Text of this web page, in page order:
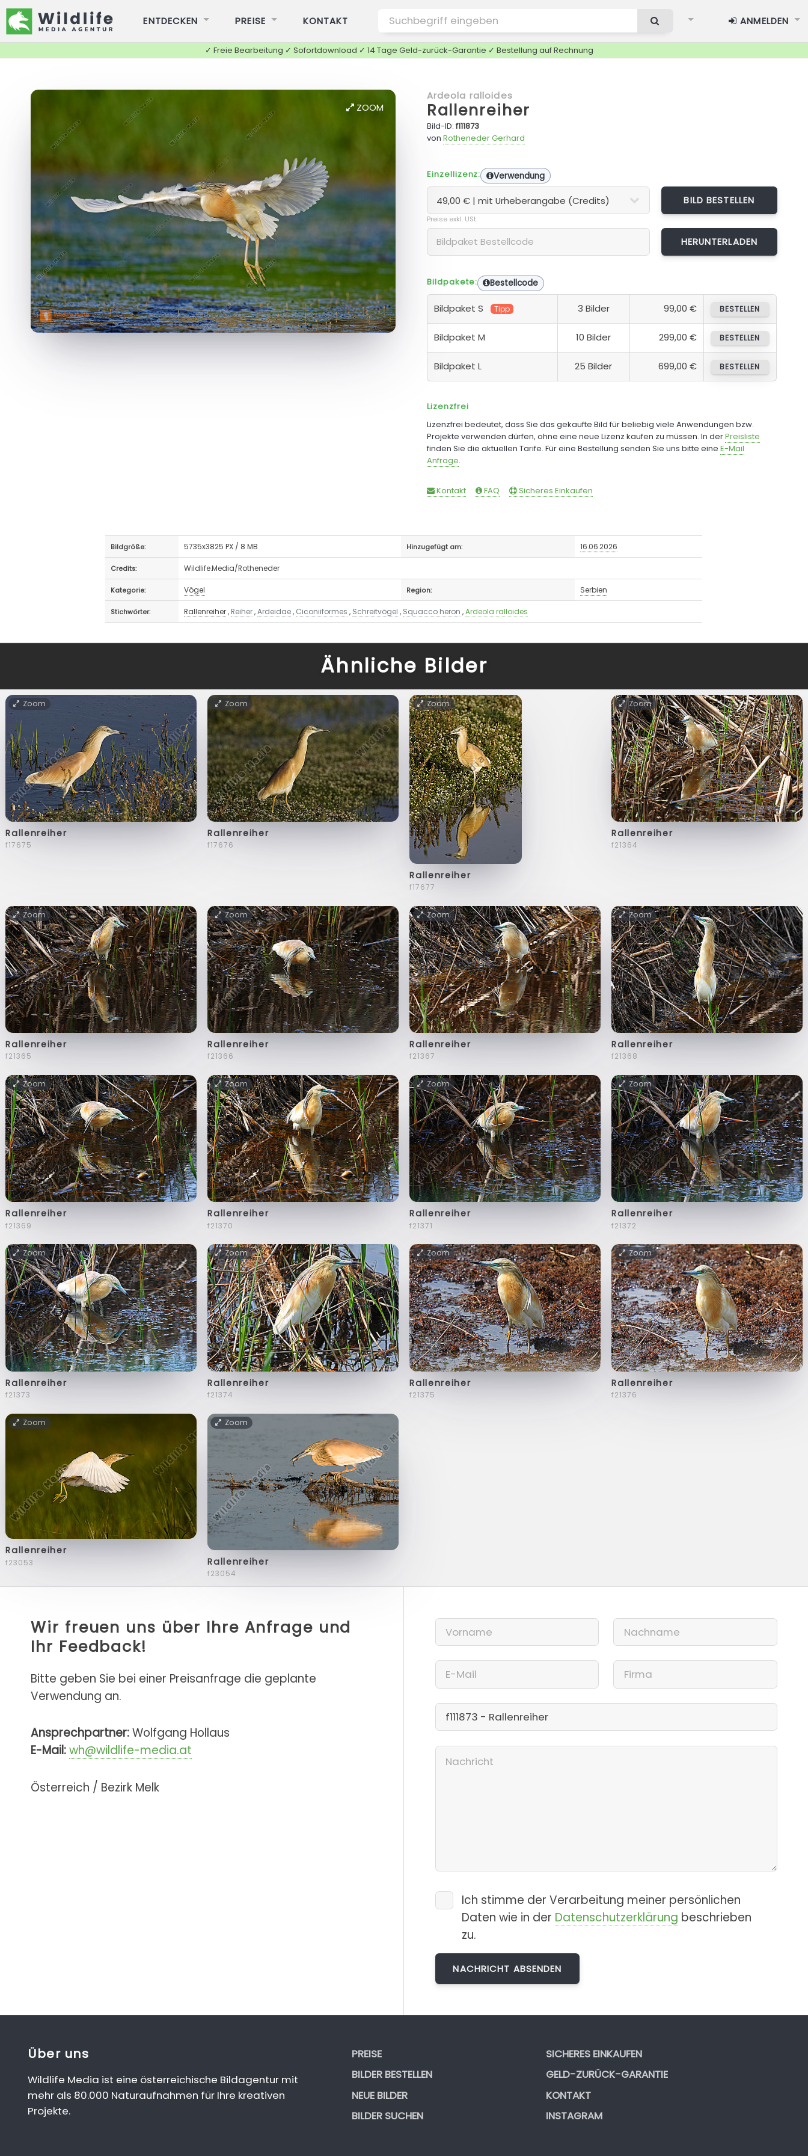
ENTDECKEN PREISE KONTAKT ANMELDEN
✓ Freie Bearbeitung ✓ Sofortdownload ✓ 14 Tage Geld-zurück-Garantie ✓ Bestellung auf Rechnung
ZOOM
Ardeola ralloides
Rallenreiher
Bild-ID:f111873
von Rotheneder Gerhard
Einzellizenz: Verwendung
BILD BESTELLEN
Preise exkl. USt.
Bildpakete: Bestellcode
Bildpaket S Tipp 3 Bilder 99,00 € BESTELLEN
Bildpaket M 10 Bilder 299,00 € BESTELLEN
Bildpaket L 25 Bilder 699,00 € BESTELLEN
Lizenzfrei
Lizenzfrei bedeutet, dass Sie das gekaufte Bild für beliebig viele Anwendungen bzw.
Projekte verwenden dürfen, ohne eine neue Lizenz kaufen zu müssen. In derPreisliste
finden Sie die aktuellen Tarife. Für eine Bestellung senden Sie uns bitte eine E-Mail
Anfrage.
Kontakt FAQ Sicheres Einkaufen
Bildgröße: 5735x3825 PX / 8 MB Hinzugefügt am: 16.06.2026
Credits: Wildlife.Media/Rotheneder
Kategorie: Vögel Region: Serbien
Stichwörter: Rallenreiher, Reiher,Ardeidae, Ciconiiformes , Schreitvögel , Squacco heron ,Ardeola ralloides
Ähnliche Bilder
Zoom
Rallenreiher
f17675
Zoom
Rallenreiher
f17676
Zoom
Rallenreiher
f17677
Zoom
Rallenreiher
f21364
Zoom
Rallenreiher
f21365
Zoom
Rallenreiher
f21366
Zoom
Rallenreiher
f21367
Zoom
Rallenreiher
f21368
Zoom
Rallenreiher
f21369
Zoom
Rallenreiher
f21370
Zoom
Rallenreiher
f21371
Zoom
Rallenreiher
f21372
Zoom
Rallenreiher
f21373
Zoom
Rallenreiher
f21374
Zoom
Rallenreiher
f21375
Zoom
Rallenreiher
f21376
Zoom
Rallenreiher
f23053
Zoom
Rallenreiher
f23054
Wir freuen uns über Ihre Anfrage und
Ihr Feedback!
Bitte geben Sie bei einer Preisanfrage die geplante
Verwendung an.
Ansprechpartner:Wolfgang Hollaus
E-Mail:wh@wildlife-media.at
Österreich / Bezirk Melk
Ich stimme der Verarbeitung meiner persönlichen
Daten wie in der Datenschutzerklärung beschrieben
zu.
Über uns
Wildlife Media ist eine österreichische Bildagentur mit
mehr als 80.000 Naturaufnahmen für Ihre kreativen
Projekte.
PREISE
BILDER BESTELLEN
NEUE BILDER
BILDER SUCHEN
SICHERES EINKAUFEN
GELD-ZURÜCK-GARANTIE
KONTAKT
INSTAGRAM